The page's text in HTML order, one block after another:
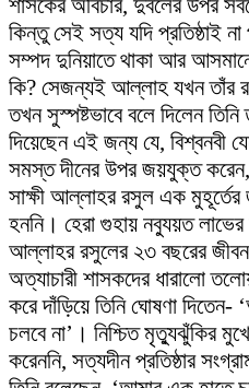
শাসকের অবিচার, দুর্বলের উপর
কিন্তু সেই সত্য যদি প্রতিষ্ঠাই
সম্পদ দুনিয়াতে থাকা আর
কি? সেজন্যই আল্লাহ যখন তাঁর
তখন সুস্পষ্টভাবে বলে দিলেন
দিয়েছেন এই জন্য যে, বিশ্বনবী
সমস্ত দীনের উপর জয়যুক্ত করেন,
সাক্ষী আল্লাহর রসুল এক মুহূর্তের
হননি। হেরা গুহায় নব্যুয়ত
আল্লাহর রসুলের ২৩ বছরের
অত্যাচারী শাসকদের ধারালো
করে দাঁড়িয়ে তিনি ঘোষণা
চলবে না’। নিশ্চিত মৃত্যুঝুঁকির
করেননি, সত্যদীন প্রতিষ্ঠার